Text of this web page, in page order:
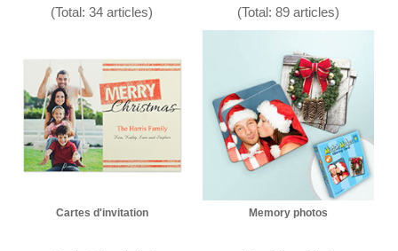
(Total: 34 articles) (Total: 89 articles)
Cartes d'invitation Memory photos